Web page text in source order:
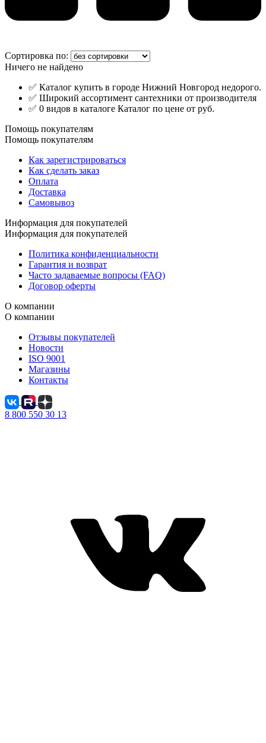
Сортировка по:
Ничего не найдено
✅ Каталог купить в городе Нижний Новгород недорого.
✅ Широкий ассортимент сантехники от производителя
✅ 0 видов в каталоге Каталог по цене от руб.
Помощь покупателям
Помощь покупателям
Как зарегистрироваться
Как сделать заказ
Оплата
Доставка
Самовывоз
Информация для покупателей
Информация для покупателей
Политика конфиденциальности
Гарантия и возврат
Часто задаваемые вопросы (FAQ)
Договор оферты
О компании
О компании
Отзывы покупателей
Новости
ISO 9001
Магазины
Контакты
8 800 550 30 13